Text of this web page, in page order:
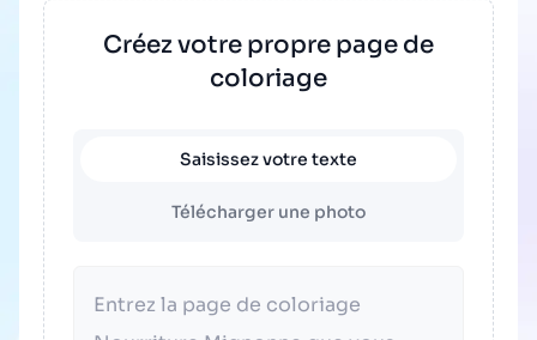
Créez votre propre page de
coloriage
Saisissez votre texte
Télécharger une photo